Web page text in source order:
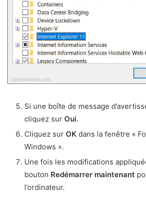
Si une boîte de message
cliquez sur Oui.
Cliquez sur OK dans la fenêtre «
Windows ».
Une fois les modifications
bouton Redémarrer maintenant
l’ordinateur.